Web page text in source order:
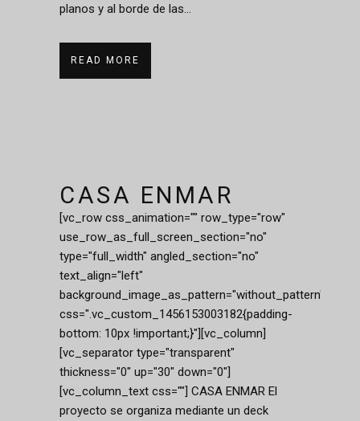
planos y al borde de las...
READ MORE
CASA ENMAR
[vc_row css_animation="" row_type="row"
use_row_as_full_screen_section="no"
type="full_width" angled_section="no"
text_align="left"
background_image_as_pattern="without_pattern"
css=".vc_custom_1456153003182{padding-
bottom: 10px !important;}"][vc_column]
[vc_separator type="transparent"
thickness="0" up="30" down="0"]
[vc_column_text css=""] CASA ENMAR El
proyecto se organiza mediante un deck